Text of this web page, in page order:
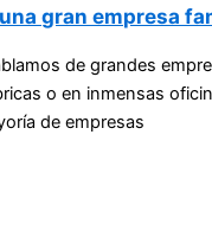
gran empresa
de grandes
o en inmensas
de empresas